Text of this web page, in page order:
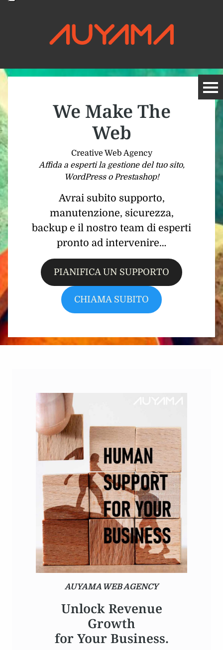
We Make The
Web
Creative Web Agency
Affida a esperti la gestione del tuo sito,
WordPress o Prestashop!
Avrai subito supporto,
manutenzione, sicurezza,
backup e il nostro team di esperti
pronto ad intervenire…
PIANIFICA UN SUPPORTO
CHIAMA SUBITO
AUYAMA WEB AGENCY
Unlock Revenue
Growth
for Your Business.